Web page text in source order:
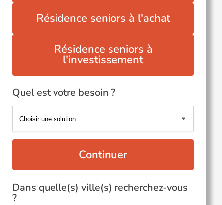
Résidence seniors à l'achat
Résidence seniors à
l'investissement
Quel est votre besoin ?
Continuer
Dans quelle(s) ville(s) recherchez-vous
?